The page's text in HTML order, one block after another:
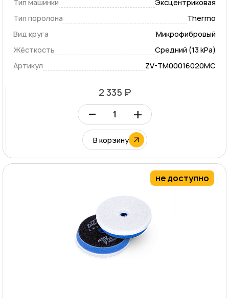
Тип машинки
Эксцентриковая
Тип поролона
Thermo
Вид круга
Микрофибровый
Жёсткость
Средний (13 kPa)
Артикул
ZV-TM00016020MC
2 335 ₽
– +
В корзину
не доступно